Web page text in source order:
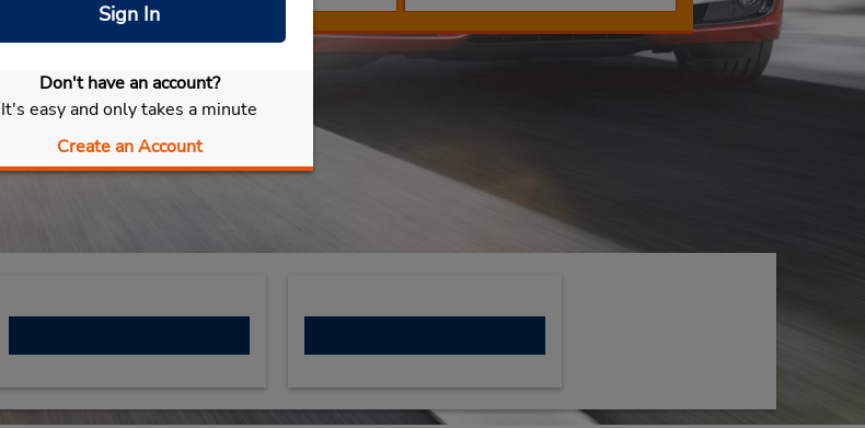
Seleccionar mi vehículo
Sign In
Don't have an account?
It's easy and only takes a minute
Create an Account